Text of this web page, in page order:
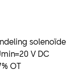
solenoïde
V DC
OT